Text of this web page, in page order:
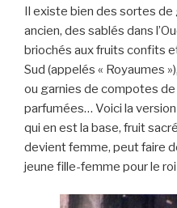
Il existe bien des sortes
ancien, des sablés dans
briochés aux fruits confits
Sud (appelés « Royaumes
ou garnies de compotes
parfumées… Voici la version
qui en est la base, fruit
devient femme, peut faire
jeune fille-femme pour le roi